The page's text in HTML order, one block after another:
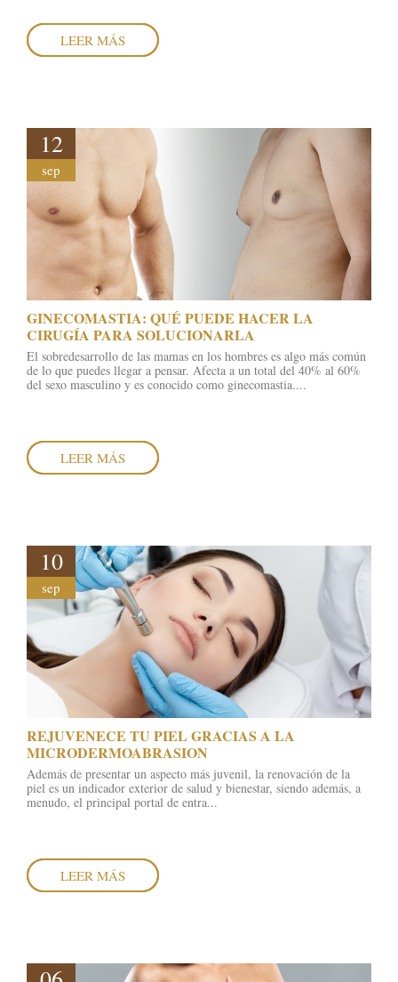
LEER MÁS
12
sep
GINECOMASTIA: QUÉ PUEDE HACER LA
CIRUGÍA PARA SOLUCIONARLA
El sobredesarrollo de las mamas en los hombres es algo más común
de lo que puedes llegar a pensar. Afecta a un total del 40% al 60%
del sexo masculino y es conocido como ginecomastia....
LEER MÁS
10
sep
REJUVENECE TU PIEL GRACIAS A LA
MICRODERMOABRASION
Además de presentar un aspecto más juvenil, la renovación de la
piel es un indicador exterior de salud y bienestar, siendo además, a
menudo, el principal portal de entra...
LEER MÁS